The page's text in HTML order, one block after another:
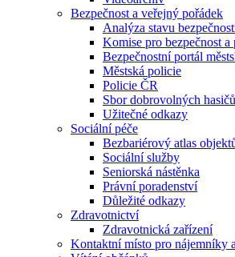
Bezpečnost a veřejný pořádek
Analýza stavu
Komise pro bezpečnost
Bezpečnostní portál
Městská policie
Policie ČR
Sbor dobrovolných
Užitečné odkazy
Sociální péče
Bezbariérový atlas
Sociální služby
Seniorská nástěnka
Právní poradenství
Důležité odkazy
Zdravotnictví
Zdravotnická zařízení
Kontaktní místo pro nájemníky